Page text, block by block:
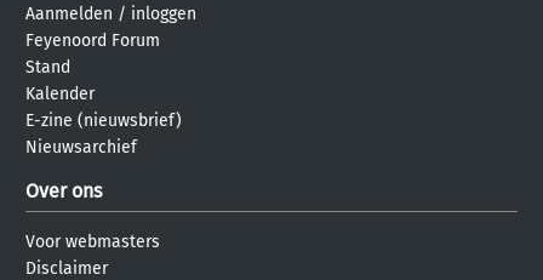
Aanmelden / inloggen
Feyenoord Forum
Stand
Kalender
E-zine (nieuwsbrief)
Nieuwsarchief
Over ons
Voor webmasters
Disclaimer